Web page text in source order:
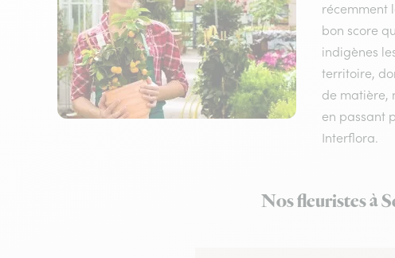
récemment
bon score
indigènes
territoire,
de matière,
en passant
Interflora.
Nos fleuristes à